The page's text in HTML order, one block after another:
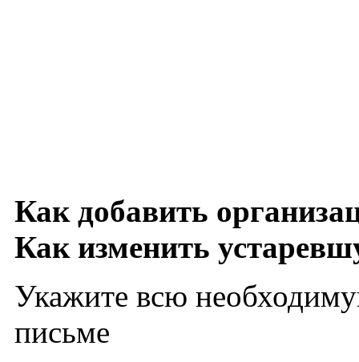
Как добавить
Как изменить
Укажите всю
письме